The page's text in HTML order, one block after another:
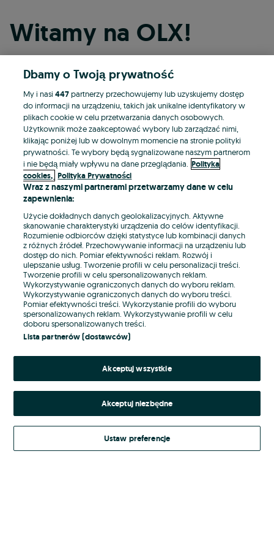
Witamy na OLX!
Kontynuuj przez Facebooka
Kontynuuj przez konto Apple
Kontynuuj przez konto Google
LUB
E-mail
Hasło
Nie pamiętasz hasła?
Zaloguj się
Kontynuując za pośrednictwem jednego z dostawców wskazanych powyżej,
Regulamin serwisuOLX.pl w jego aktualnym brzmieniu.
Dbamy o Twoją prywatność
My i nasi447partnerzy przechowujemy lub uzyskujemy dostęp
do informacji na urządzeniu, takich jak unikalne identyfikatory w
plikach cookie w celu przetwarzania danych osobowych.
Użytkownik może zaakceptować wybory lub zarządzać nimi,
klikając poniżej lub w dowolnym momencie na stronie polityki
prywatności. Te wybory będą sygnalizowane naszym partnerom
i nie będą miały wpływu na dane przeglądania. Polityka
cookies, Polityka Prywatności
Wraz z naszymi partnerami przetwarzamy dane w celu
zapewnienia:
Użycie dokładnych danych geolokalizacyjnych. Aktywne
skanowanie charakterystyki urządzenia do celów identyfikacji.
Rozumienie odbiorców dzięki statystyce lub kombinacji danych
z różnych źródeł. Przechowywanie informacji na urządzeniu lub
dostęp do nich. Pomiar efektywności reklam. Rozwój i
ulepszanie usług. Tworzenie profili w celu personalizacji treści.
Tworzenie profili w celu spersonalizowanych reklam.
Wykorzystywanie ograniczonych danych do wyboru reklam.
Wykorzystywanie ograniczonych danych do wyboru treści.
Pomiar efektywności treści. Wykorzystanie profili do wyboru
spersonalizowanych reklam. Wykorzystywanie profili w celu
doboru spersonalizowanych treści.
Lista partnerów (dostawców)
Akceptuj wszystkie
Akceptuj niezbędne
Ustaw preferencje